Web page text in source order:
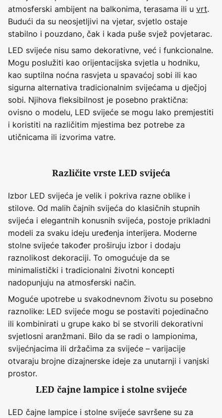
atmosferski ambijent na balkonima, terasama ili u vrt.
Budući da su neosjetljivi na vjetar, svjetlo ostaje
stabilno i pouzdano, čak i kada puše svjež povjetarac.
LED svijeće nisu samo dekorativne, već i funkcionalne.
Mogu poslužiti kao orijentacijska svjetla u hodniku,
kao suptilna noćna rasvjeta u spavaćoj sobi ili kao
sigurna alternativa tradicionalnim svijećama u dječjoj
sobi. Njihova fleksibilnost je posebno praktična:
ovisno o modelu, LED svijeće se mogu lako premjestiti
i koristiti na različitim mjestima bez potrebe za
utičnicama ili izvorima vatre.
Različite vrste LED svijeća
Izbor LED svijeća je velik i pokriva razne oblike i
stilove. Od malih čajnih svijeća do klasičnih stupnih
svijeća i elegantnih konusnih svijeća, postoje prikladni
modeli za svaku ideju uređenja interijera. Moderne
stolne svijeće također proširuju izbor i dodaju
raznolikost dekoraciji. To omogućuje da se
minimalistički i tradicionalni životni koncepti
nadopunjuju na atmosferski način.
Moguće upotrebe u svakodnevnom životu su posebno
raznolike: LED svijeće mogu se postaviti pojedinačno
ili kombinirati u grupe kako bi se stvorili dekorativni
svjetlosni aranžmani. Bilo da se radi o lampionima,
svijećnjacima ili držačima za svijeće – varijacije
otvaraju brojne dizajnerske ideje za unutarnji i vanjski
prostor.
LED čajne lampice i stolne svijeće
LED čajne lampice i stolne svijeće savršene su za